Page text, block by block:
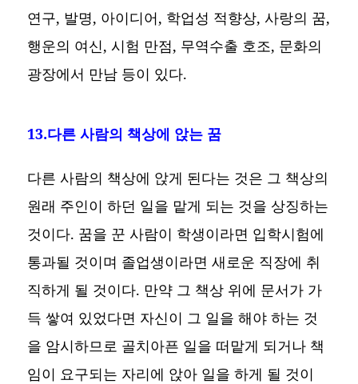
연구, 발명, 아이디어, 학업성 적향상, 사랑의 꿈,
행운의 여신, 시험 만점, 무역수출 호조, 문화의
광장에서 만남 등이 있다.
13.다른 사람의 책상에 앉는 꿈
다른 사람의 책상에 앉게 된다는 것은 그 책상의
원래 주인이 하던 일을 맡게 되는 것을 상징하는
것이다. 꿈을 꾼 사람이 학생이라면 입학시험에
통과될 것이며 졸업생이라면 새로운 직장에 취
직하게 될 것이다. 만약 그 책상 위에 문서가 가
득 쌓여 있었다면 자신이 그 일을 해야 하는 것
을 암시하므로 골치아픈 일을 떠맡게 되거나 책
임이 요구되는 자리에 앉아 일을 하게 될 것이